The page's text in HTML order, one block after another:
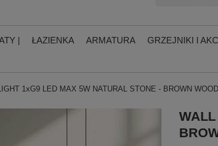
| ŁAZIENKA ARMATURA GRZEJNIKI I
1xG9 LED MAX 5W NATURAL STONE - BROWN
WALL